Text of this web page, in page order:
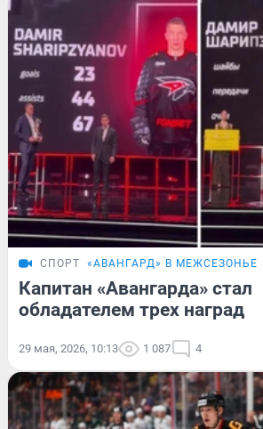
СПОРТ «АВАНГАРД» В МЕЖСЕЗОНЬЕ
Капитан «Авангарда» стал
обладателем трех наград
29 мая, 2026, 10:13 1 087 4